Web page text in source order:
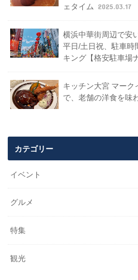
ェタイム
2025.03.17
横浜中華街周辺で安
平日/土日祝、駐車時
キング【格安駐車場
キッチン大宮 マーク
で、老舗の洋食を味
カテゴリー
イベント
グルメ
特集
観光